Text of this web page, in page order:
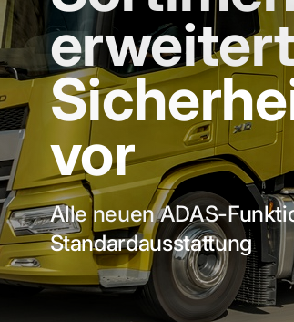
vor
Alle neuen ADAS-
Standardausstattung